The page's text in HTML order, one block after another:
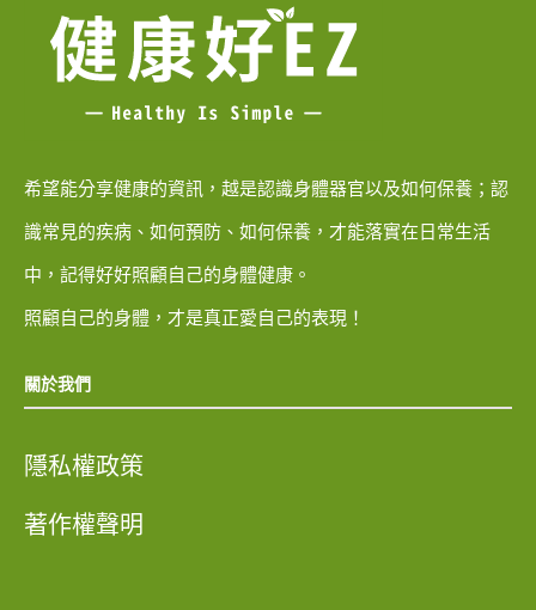
希望能分享健康的資訊，越是認識身體器官以及如何保養；認
識常見的疾病、如何預防、如何保養，才能落實在日常生活
中，記得好好照顧自己的身體健康。
照顧自己的身體，才是真正愛自己的表現！
關於我們
隱私權政策
著作權聲明